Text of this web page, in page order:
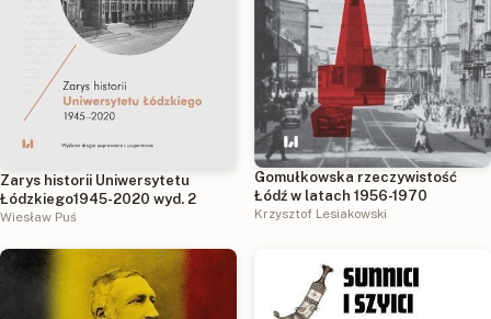
Zarys historii Uniwersytetu
Łódzkiego1945-2020 wyd. 2
Wiesław Puś
Gomułkowska rzeczywistość
Łódź w latach 1956-1970
Krzysztof Lesiakowski